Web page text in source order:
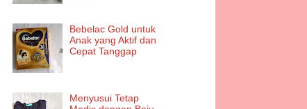
Bebelac Gold untuk
Anak yang Aktif dan
Cepat Tanggap
Menyusui Tetap